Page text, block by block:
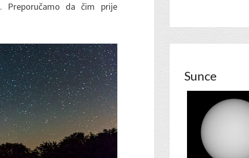
. Preporučamo da čim prije
Sunce